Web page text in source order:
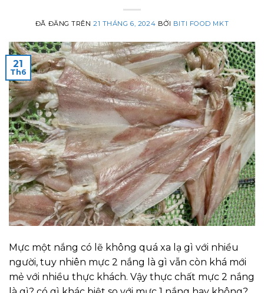
ĐÃ ĐĂNG TRÊN21 THÁNG 6, 2024 BỞI BITI FOOD MKT
21
Th6
Mực một nắng có lẽ không quá xa lạ gì với nhiều
người, tuy nhiên mực 2 nắng là gì vẫn còn khá mới
mẻ với nhiều thực khách. Vậy thực chất mực 2 nắng